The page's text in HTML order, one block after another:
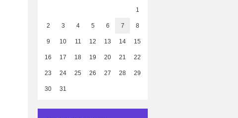
1
2 3 4 5 6 7 8
9 10 11 12 13 14 15
16 17 18 19 20 21 22
23 24 25 26 27 28 29
30 31